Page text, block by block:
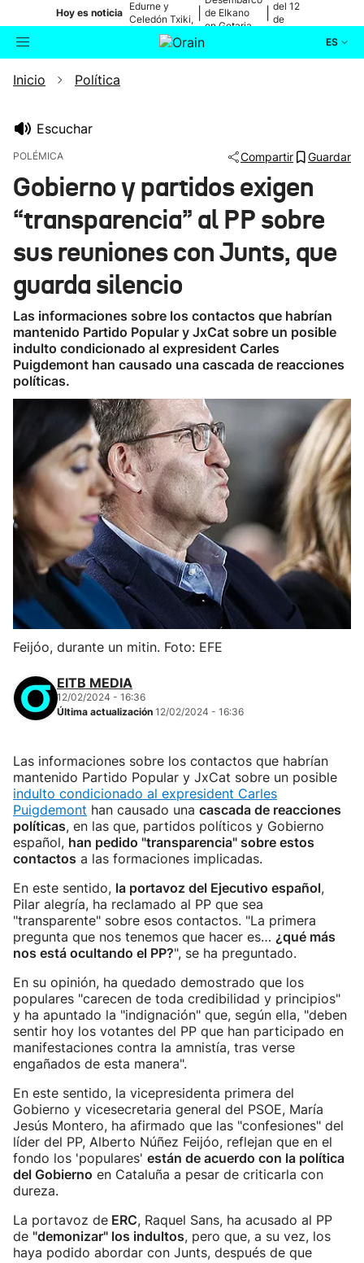
Hoy es noticia
Edurne y
Celedón Txiki,
en directo
de Elkano
en Getaria
del 12
de
ES
Buscador
Ikusmiran
Eguraldia
Inicio Política
Escuchar
POLÉMICA Compartir Guardar
Gobierno y partidos exigen
“transparencia” al PP sobre
sus reuniones con Junts, que
guarda silencio
Las informaciones sobre los contactos que habrían
mantenido Partido Popular y JxCat sobre un posible
indulto condicionado al expresident Carles
Puigdemont han causado una cascada de reacciones
políticas.
Feijóo, durante un mitin. Foto: EFE
EITB MEDIA
12/02/2024 - 16:36
Última actualización 12/02/2024 - 16:36
Las informaciones sobre los contactos que habrían
mantenido Partido Popular y JxCat sobre un posible
indulto condicionado al expresident Carles
Puigdemont han causado una cascada de reacciones
políticas, en las que, partidos políticos y Gobierno
español, han pedido "transparencia" sobre estos
contactos a las formaciones implicadas.
En este sentido, la portavoz del Ejecutivo español,
Pilar alegría, ha reclamado al PP que sea
"transparente" sobre esos contactos. "La primera
pregunta que nos tenemos que hacer es… ¿qué más
nos está ocultando el PP?", se ha preguntado.
En su opinión, ha quedado demostrado que los
populares "carecen de toda credibilidad y principios"
y ha apuntado la "indignación" que, según ella, "deben
sentir hoy los votantes del PP que han participado en
manifestaciones contra la amnistía, tras verse
engañados de esta manera".
En este sentido, la vicepresidenta primera del
Gobierno y vicesecretaria general del PSOE, María
Jesús Montero, ha afirmado que las "confesiones" del
líder del PP, Alberto Núñez Feijóo, reflejan que en el
fondo los 'populares' están de acuerdo con la política
del Gobierno en Cataluña a pesar de criticarla con
dureza.
La portavoz de ERC, Raquel Sans, ha acusado al PP
de "demonizar" los indultos, pero que, a su vez, los
haya podido abordar con Junts, después de que